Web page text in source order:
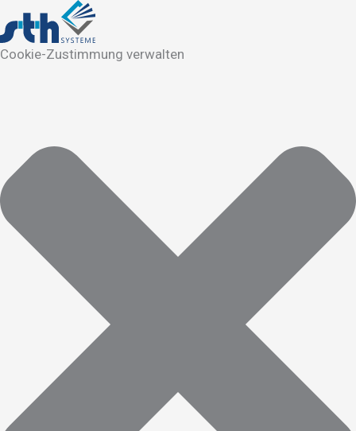
Cookie-Zustimmung verwalten